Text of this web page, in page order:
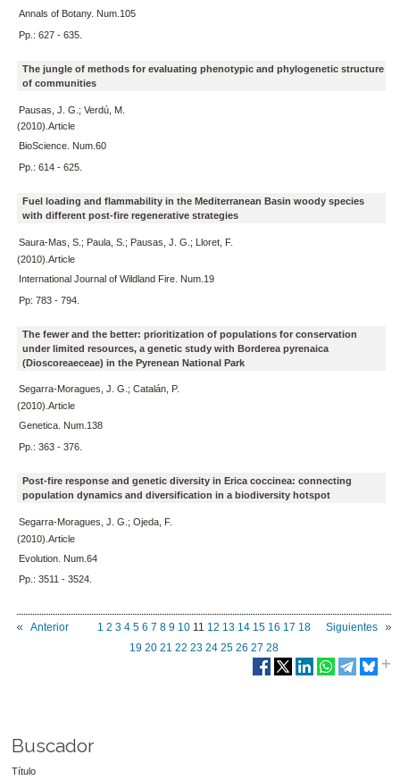
Annals of Botany. Num.105
Pp.: 627 - 635.
The jungle of methods for evaluating phenotypic and phylogenetic structure
of communities
Pausas, J. G.; Verdú, M.
(2010).Article
BioScience. Num.60
Pp.: 614 - 625.
Fuel loading and flammability in the Mediterranean Basin woody species
with different post-fire regenerative strategies
Saura-Mas, S.; Paula, S.; Pausas, J. G.; Lloret, F.
(2010).Article
International Journal of Wildland Fire. Num.19
Pp: 783 - 794.
The fewer and the better: prioritization of populations for conservation
under limited resources, a genetic study with Borderea pyrenaica
(Dioscoreaeceae) in the Pyrenean National Park
Segarra-Moragues, J. G.; Catalán, P.
(2010).Article
Genetica. Num.138
Pp.: 363 - 376.
Post-fire response and genetic diversity in Erica coccinea: connecting
population dynamics and diversification in a biodiversity hotspot
Segarra-Moragues, J. G.; Ojeda, F.
(2010).Article
Evolution. Num.64
Pp.: 3511 - 3524.
Anterior Siguientes
1 2 3 4 5 6 7 8 9 10 11 12 13 14 15 16 17 18
19 20 21 22 23 24 25 26 27 28
Buscador
Título